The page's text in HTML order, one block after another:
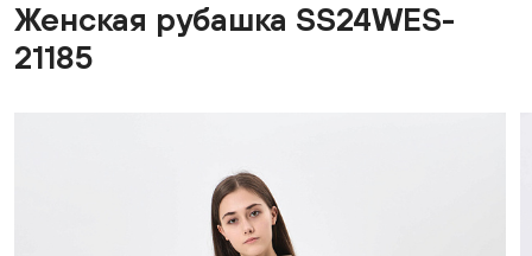
Женская рубашка SS24WES-
21185